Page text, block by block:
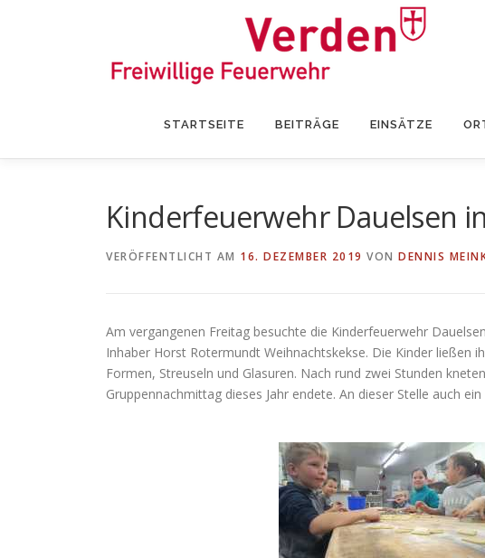
STARTSEITE BEITRÄGE EINSÄTZE
Kinderfeuerwehr Dauelsen
VERÖFFENTLICHT AM 16. DEZEMBER 2019 VON DENNIS
Am vergangenen Freitag besuchte die Kinderfeuerwehr
Inhaber Horst Rotermundt Weihnachtskekse. Die Kinder ließen
Formen, Streuseln und Glasuren. Nach rund zwei Stunden
Gruppennachmittag dieses Jahr endete. An dieser Stelle auch